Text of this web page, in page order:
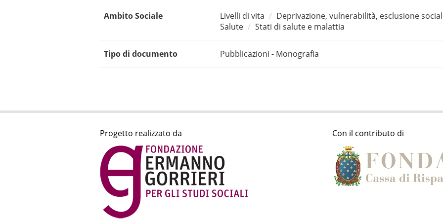
Ambito Sociale Livelli di vita
Deprivazione, vulnerabilità, esclusione
Salute
Stati di salute e malattia
Tipo di documento Pubblicazioni - Monografia
Progetto realizzato da Con il contributo di